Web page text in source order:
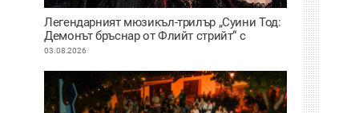
Легендарният мюзикъл-трилър „Суини Тод:
Демонът бръснар от Флийт стрийт“ с
премиера на сцената на Античния театър в
03.08.2026